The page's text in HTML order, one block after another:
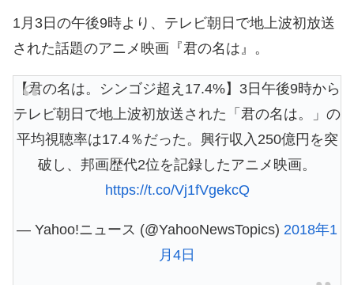
1月3日の午後9時より、テレビ朝日で地上波初放送
された話題のアニメ映画『君の名は』。
【君の名は。シンゴジ超え17.4%】3日午後9時から
テレビ朝日で地上波初放送された「君の名は。」の
平均視聴率は17.4％だった。興行収入250億円を突
破し、邦画歴代2位を記録したアニメ映画。
https://t.co/Vj1fVgekcQ
— Yahoo!ニュース (@YahooNewsTopics) 2018年1
月4日